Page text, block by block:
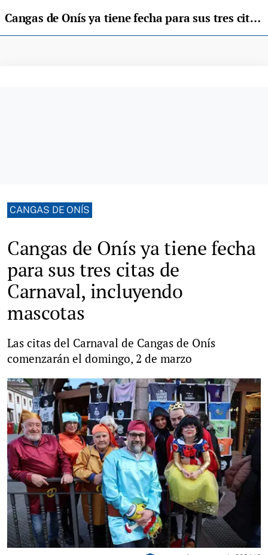
Cangas de Onís ya tiene fecha para sus tres citas de Carnaval, incluyendo mascotas
CANGAS DE ONÍS
Cangas de Onís ya tiene fecha
para sus tres citas de
Carnaval, incluyendo
mascotas
Las citas del Carnaval de Cangas de Onís
comenzarán el domingo, 2 de marzo